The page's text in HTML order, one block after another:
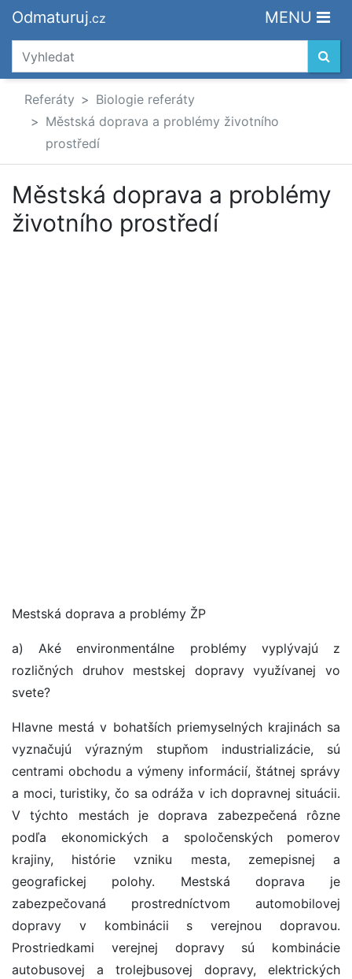
Odmaturuj.cz MENU
Referáty
Biologie referáty
Městská doprava a problémy životního
prostředí
Městská doprava a problémy
životního prostředí
Mestská doprava a problémy ŽP
a) Aké environmentálne problémy vyplývajú z
rozličných druhov mestskej dopravy využívanej vo
svete?
Hlavne mestá v bohatších priemyselných krajinách sa
vyznačujú výrazným stupňom industrializácie, sú
centrami obchodu a výmeny informácií, štátnej správy
a moci, turistiky, čo sa odráža v ich dopravnej situácii.
V týchto mestách je doprava zabezpečená rôzne
podľa ekonomických a spoločenských pomerov
krajiny, histórie vzniku mesta, zemepisnej a
geografickej polohy. Mestská doprava je
zabezpečovaná prostredníctvom automobilovej
dopravy v kombinácii s verejnou dopravou.
Prostriedkami verejnej dopravy sú kombinácie
autobusovej a trolejbusovej dopravy, elektrických